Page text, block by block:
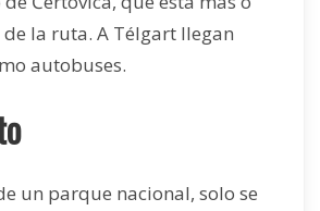
la ruta. A Télgart llegan
autobuses.
un parque nacional, solo se